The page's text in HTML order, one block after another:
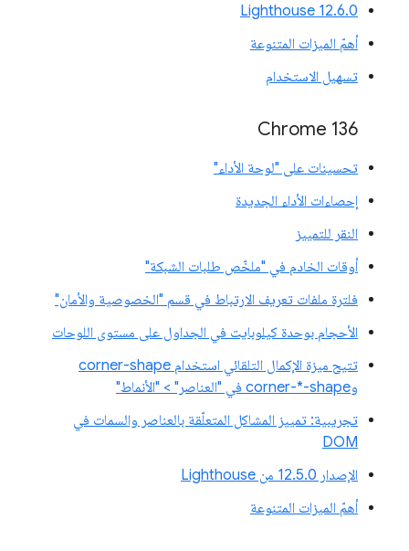
‫Lighthouse 12.6.0
أهمّ الميزات المتنوعة
تسهيل الاستخدام
Chrome 136
تحسينات على "لوحة الأداء"
إحصاءات الأداء الجديدة
النقر للتمييز
أوقات الخادم في "ملخّص طلبات الشبكة"
فلترة ملفات تعريف الارتباط في قسم "الخصوصية والأمان"
الأحجام بوحدة كيلوبايت في الجداول على مستوى اللوحات
تتيح ميزة الإكمال التلقائي استخدام corner-shape
وcorner-*-shape في "العناصر" > "الأنماط"
تجريبية: تمييز المشاكل المتعلّقة بالعناصر والسمات في
DOM
الإصدار 12.5.0 من Lighthouse
أهمّ الميزات المتنوعة